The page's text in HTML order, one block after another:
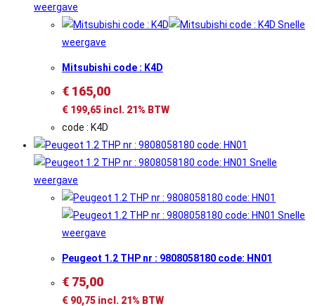
weergave
Snelle
weergave
Mitsubishi code : K4D
€ 165,00
€ 199,65 incl. 21% BTW
code : K4D
Snelle
weergave
Snelle
weergave
Peugeot 1.2 THP nr : 9808058180 code: HN01
€ 75,00
€ 90,75 incl. 21% BTW